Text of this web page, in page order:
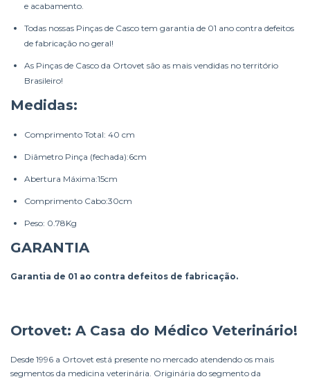
e acabamento.
Todas nossas Pinças de Casco tem garantia de 01 ano contra defeitos
de fabricação no geral!
As Pinças de Casco da Ortovet são as mais vendidas no território
Brasileiro!
Medidas:
Comprimento Total: 40 cm
Diâmetro Pinça (fechada):6cm
Abertura Máxima:15cm
Comprimento Cabo:30cm
Peso: 0.78Kg
GARANTIA
Garantia de 01 ao contra defeitos de fabricação.
Ortovet: A Casa do Médico Veterinário!
Desde 1996 a Ortovet está presente no mercado atendendo os mais
segmentos da medicina veterinária. Originária do segmento da